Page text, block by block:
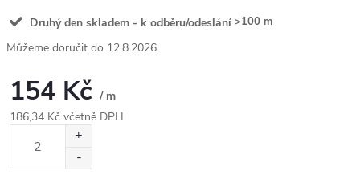
Druhý den skladem - k odběru/odeslání >100 m
12.8.2026
154 Kč / m
186,34 Kč včetně DPH